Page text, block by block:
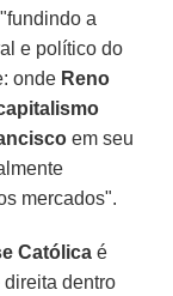
a
e político do
onde Reno
em seu
mercados".
Católica é
dentro